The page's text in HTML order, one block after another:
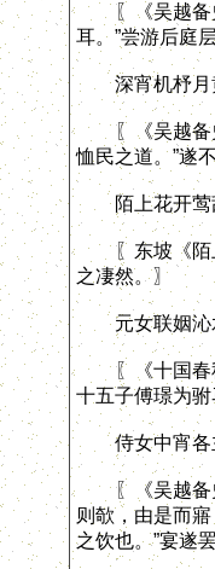
〖《吴越备史
耳。”尝游后庭
深宵机杼月黄
〖《吴越备史
恤民之道。”遂
陌上花开莺乱
〖东坡《陌上
之凄然。〗
元女联姻沁水
〖《十国春秋
十五子傅璟为驸
侍女中宵各主
〖《吴越备史
则欹，由是而
之饮也。”宴遂